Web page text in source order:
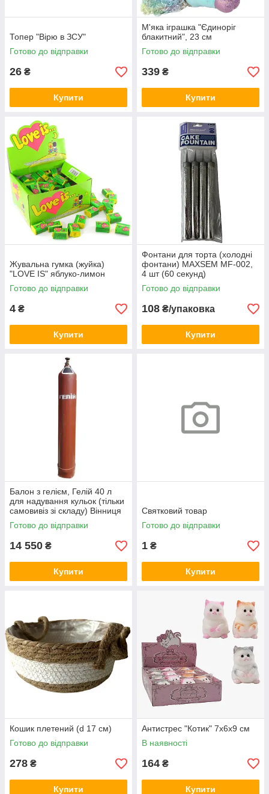
Топер "Вірю в ЗСУ"
Готово до відправки
26 ₴
Купити
М'яка іграшка "Єдиноріг
блакитний", 23 см
Готово до відправки
339 ₴
Купити
Жувальна гумка (жуйка)
"LOVE IS" яблуко-лимон
Готово до відправки
4 ₴
Купити
Фонтани для торта (холодні
фонтани) MAXSEM MF-002,
4 шт (60 секунд)
Готово до відправки
108 ₴/упаковка
Купити
Балон з гелієм, Гелій 40 л
для надування кульок (тільки
самовивіз зі складу) Вінниця
Готово до відправки
14 550 ₴
Купити
Святковий товар
Готово до відправки
1 ₴
Купити
Кошик плетений (d 17 см)
Готово до відправки
278 ₴
Купити
Антистрес "Котик" 7х6х9 см
В наявності
164 ₴
Купити